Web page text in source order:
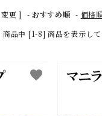
search
更 ] -おすすめ順 - 価格
品中 [1-8] 商品を表示して
favorite